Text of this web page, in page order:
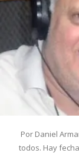
Por Daniel
todos. Hay